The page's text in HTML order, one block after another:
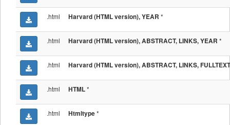
.html Harvard (HTML version), YEAR *
.html Harvard (HTML version), ABSTRACT, LINKS, YEAR *
.html Harvard (HTML version), ABSTRACT, LINKS,
.html HTML*
.html Htmltype*